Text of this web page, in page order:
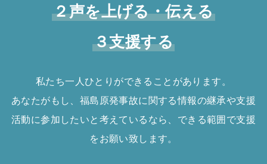
２声を上げる・伝える
３支援する
私たち一人ひとりができることがあります。
あなたがもし、福島原発事故に関する情報の継承や支援
活動に参加したいと考えているなら、できる範囲で支援
をお願い致します。